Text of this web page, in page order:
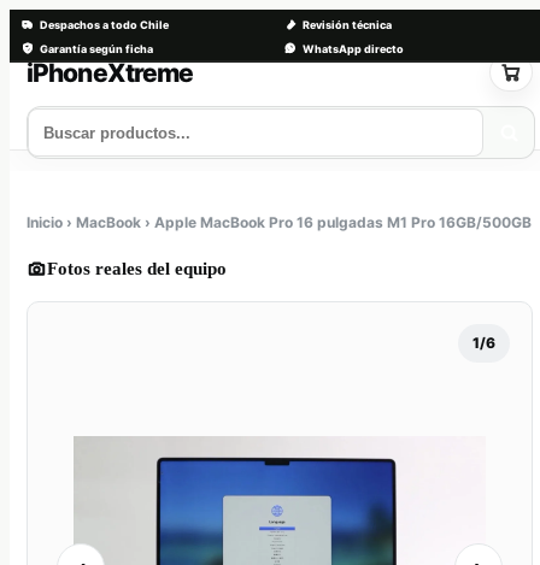
Despachos a todo Chile
Revisión técnica
Garantía según ficha
WhatsApp directo
Saltar
contenido
Inicio › MacBook › Apple MacBook Pro 16 pulgadas M1 Pro 16GB/500GB
Fotos reales del equipo
1/6